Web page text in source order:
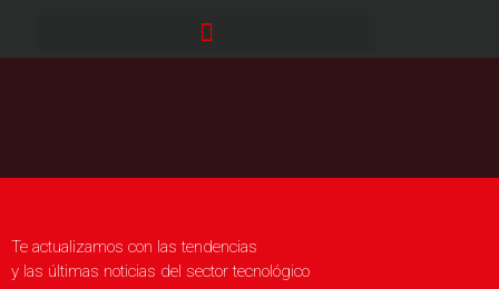
Te actualizamos con las tendencias
y las últimas noticias del sector tecnológico